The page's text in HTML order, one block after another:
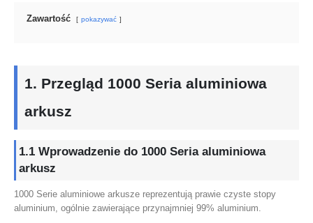
Zawartość pokazywać
1. Przegląd 1000 Seria aluminiowa
arkusz
1.1 Wprowadzenie do 1000 Seria aluminiowa
arkusz
1000 Serie aluminiowe arkusze reprezentują prawie czyste stopy
aluminium, ogólnie zawierające przynajmniej 99% aluminium.